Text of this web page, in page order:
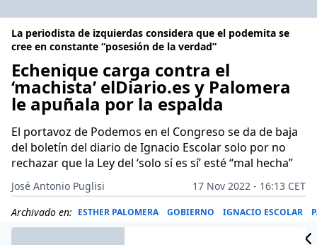
La periodista de izquierdas considera que el podemita se
cree en constante “posesión de la verdad”
Echenique carga contra el
‘machista’ elDiario.es y Palomera
le apuñala por la espalda
El portavoz de Podemos en el Congreso se da de baja
del boletín del diario de Ignacio Escolar solo por no
rechazar que la Ley del ‘solo sí es sí’ esté “mal hecha”
José Antonio Puglisi
17 Nov 2022 - 16:13 CET
Archivado en: ESTHER PALOMERA GOBIERNO IGNACIO ESCOLAR